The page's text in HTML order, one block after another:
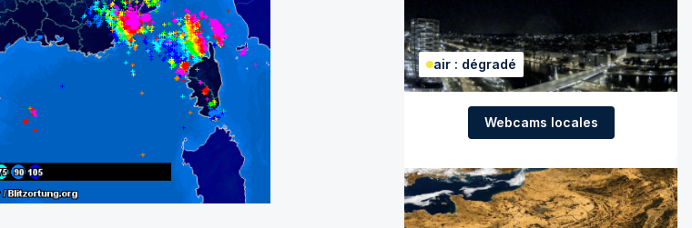
air : dégradé
Webcams locales